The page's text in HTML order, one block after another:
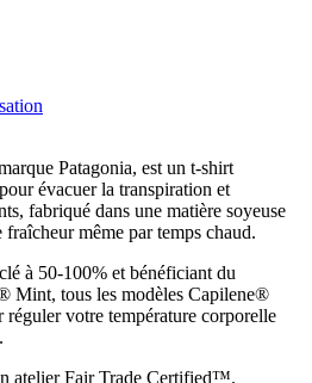
Patagonia, est un t-shirt
évacuer la transpiration et
fabriqué dans une matière soyeuse
même par temps chaud.
à 50-100% et bénéficiant du
Mint, tous les modèles Capilene®
votre température corporelle
atelier Fair Trade Certified™.